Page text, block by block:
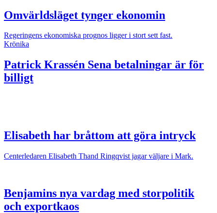
Omvärldsläget tynger ekonomin
Regeringens ekonomiska prognos ligger i stort sett fast.
Krönika
Patrick Krassén Sena betalningar är för
billigt
Elisabeth har bråttom att göra intryck
Centerledaren Elisabeth Thand Ringqvist jagar väljare i Mark.
Benjamins nya vardag med storpolitik
och exportkaos